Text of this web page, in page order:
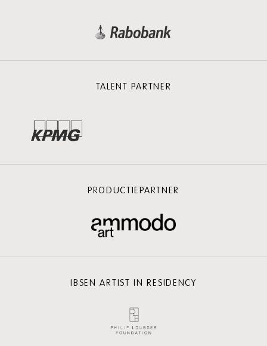
TALENT PARTNER
PRODUCTIEPARTNER
IBSEN ARTIST IN RESIDENCY